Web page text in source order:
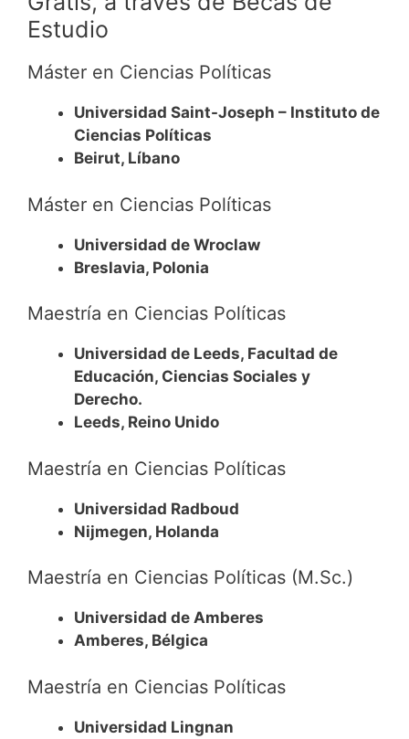
Estudio
Máster en Ciencias Políticas
Universidad Saint-Joseph – Instituto de
Ciencias Políticas
Beirut, Líbano
Máster en Ciencias Políticas
Universidad de Wroclaw
Breslavia, Polonia
Maestría en Ciencias Políticas
Universidad de Leeds, Facultad de
Educación, Ciencias Sociales y
Derecho.
Leeds, Reino Unido
Maestría en Ciencias Políticas
Universidad Radboud
Nijmegen, Holanda
Maestría en Ciencias Políticas (M.Sc.)
Universidad de Amberes
Amberes, Bélgica
Maestría en Ciencias Políticas
Universidad Lingnan